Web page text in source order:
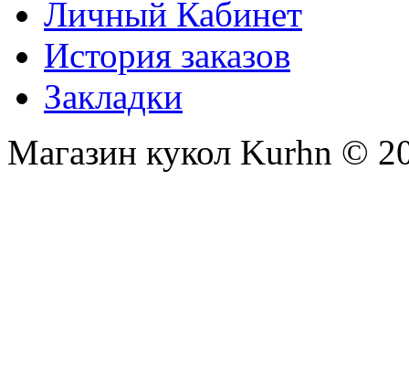
Личный Кабинет
История заказов
Закладки
Магазин кукол Kurhn ©